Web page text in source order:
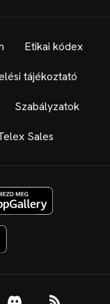
Etikai kódex
tájékoztató
Szabályzatok
Sales